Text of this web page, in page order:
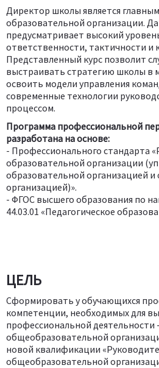
Директор школы является
образовательной организации.
предусматривает высокий
ответственности, тактичности и
Представленный курс позволит
выстраивать стратегию школы в
освоить модели управления
современные технологии
процессом.
Программа профессиональной
разработана на основе:
- Профессионального стандарта
образовательной организации
образовательной организацией
организацией)».
- ФГОС высшего образования по
44.03.01 «Педагогическое
ЦЕЛЬ
Сформировать у обучающихся
компетенции, необходимых для
профессиональной деятельности
общеобразовательной
новой квалификации
общеобразовательной